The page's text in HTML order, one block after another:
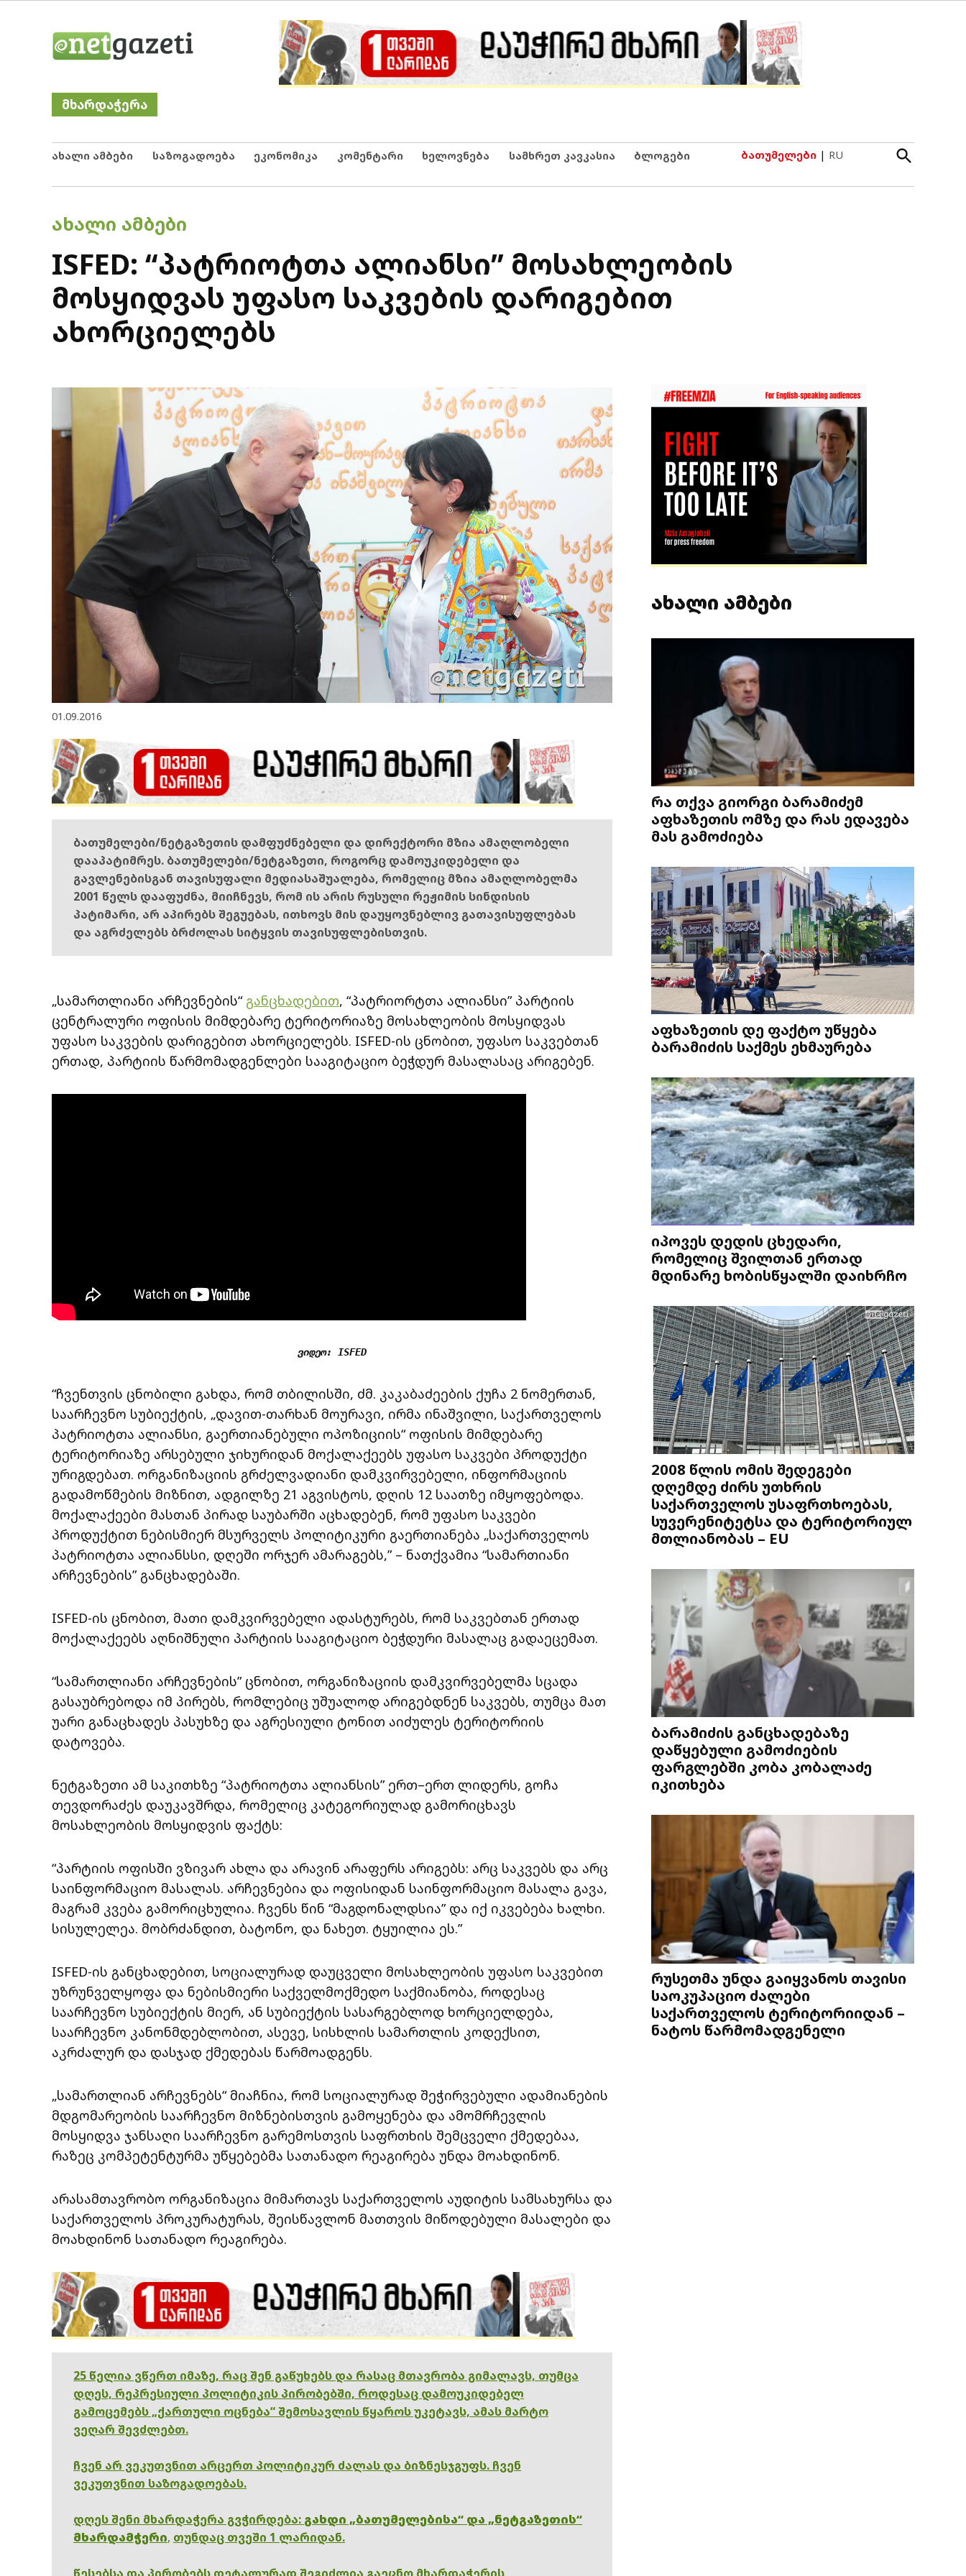
Netgazeti
მხარდაჭერა
ახალი ამბები საზოგადოება ეკონომიკა კომენტარი ხელოვნება სამხრეთ კავკასია ბლოგები ბათუმელები | RU
Open
Search
POSTED
ᲐᲮᲐᲚᲘ ᲐᲛᲑᲔᲑᲘ
ISFED: “პატრიოტთა ალიანსი” მოსახლეობის
მოსყიდვას უფასო საკვების დარიგებით
ახორციელებს
01.09.2016
ბათუმელები/ნეტგაზეთის დამფუძნებელი და დირექტორი მზია ამაღლობელი
დააპატიმრეს. ბათუმელები/ნეტგაზეთი, როგორც დამოუკიდებელი და
გავლენებისგან თავისუფალი მედიასაშუალება, რომელიც მზია ამაღლობელმა
2001 წელს დააფუძნა, მიიჩნევს, რომ ის არის რუსული რეჟიმის სინდისის
პატიმარი, არ აპირებს შეგუებას, ითხოვს მის დაუყოვნებლივ გათავისუფლებას
და აგრძელებს ბრძოლას სიტყვის თავისუფლებისთვის.
„სამართლიანი არჩევნების“ განცხადებით, “პატრიორტთა ალიანსი” პარტიის
ცენტრალური ოფისის მიმდებარე ტერიტორიაზე მოსახლეობის მოსყიდვას
უფასო საკვების დარიგებით ახორციელებს. ISFED-ის ცნობით, უფასო საკვებთან
ერთად, პარტიის წარმომადგენლები სააგიტაციო ბეჭდურ მასალასაც არიგებენ.
ვიდეო: ISFED
“ჩვენთვის ცნობილი გახდა, რომ თბილისში, ძმ. კაკაბაძეების ქუჩა 2 ნომერთან,
საარჩევნო სუბიექტის, „დავით-თარხან მოურავი, ირმა ინაშვილი, საქართველოს
პატრიოტთა ალიანსი, გაერთიანებული ოპოზიციის“ ოფისის მიმდებარე
ტერიტორიაზე არსებული ჯიხურიდან მოქალაქეებს უფასო საკვები პროდუქტი
ურიგდებათ. ორგანიზაციის გრძელვადიანი დამკვირვებელი, ინფორმაციის
გადამოწმების მიზნით, ადგილზე 21 აგვისტოს, დღის 12 საათზე იმყოფებოდა.
მოქალაქეები მასთან პირად საუბარში აცხადებენ, რომ უფასო საკვები
პროდუქტით ნებისმიერ მსურველს პოლიტიკური გაერთიანება „საქართველოს
პატრიოტთა ალიანსსი, დღეში ორჯერ ამარაგებს,” – ნათქვამია “სამართიანი
არჩევნების” განცხადებაში.
ISFED-ის ცნობით, მათი დამკვირვებელი ადასტურებს, რომ საკვებთან ერთად
მოქალაქეებს აღნიშნული პარტიის სააგიტაციო ბეჭდური მასალაც გადაეცემათ.
“სამართლიანი არჩევნების” ცნობით, ორგანიზაციის დამკვირვებელმა სცადა
გასაუბრებოდა იმ პირებს, რომლებიც უშუალოდ არიგებდნენ საკვებს, თუმცა მათ
უარი განაცხადეს პასუხზე და აგრესიული ტონით აიძულეს ტერიტორიის
დატოვება.
ნეტგაზეთი ამ საკითხზე “პატრიოტთა ალიანსის” ერთ–ერთ ლიდერს, გოჩა
თევდორაძეს დაუკავშრდა, რომელიც კატეგორიულად გამორიცხავს
მოსახლეობის მოსყიდვის ფაქტს:
“პარტიის ოფისში ვზივარ ახლა და არავინ არაფერს არიგებს: არც საკვებს და არც
საინფორმაციო მასალას. არჩევნებია და ოფისიდან საინფორმაციო მასალა გავა,
მაგრამ კვება გამორიცხულია. ჩვენს წინ “მაგდონალდსია” და იქ იკვებება ხალხი.
სისულელეა. მობრძანდით, ბატონო, და ნახეთ. ტყუილია ეს.”
ISFED-ის განცხადებით, სოციალურად დაუცველი მოსახლეობის უფასო საკვებით
უზრუნველყოფა და ნებისმიერი საქველმოქმედო საქმიანობა, როდესაც
საარჩევნო სუბიექტის მიერ, ან სუბიექტის სასარგებლოდ ხორციელდება,
საარჩევნო კანონმდებლობით, ასევე, სისხლის სამართლის კოდექსით,
აკრძალურ და დასჯად ქმედებას წარმოადგენს.
„სამართლიან არჩევნებს“ მიაჩნია, რომ სოციალურად შეჭირვებული ადამიანების
მდგომარეობის საარჩევნო მიზნებისთვის გამოყენება და ამომრჩევლის
მოსყიდვა ჯანსაღი საარჩევნო გარემოსთვის საფრთხის შემცველი ქმედებაა,
რაზეც კომპეტენტურმა უწყებებმა სათანადო რეაგირება უნდა მოახდინონ.
არასამთავრობო ორგანიზაცია მიმართავს საქართველოს აუდიტის სამსახურსა და
საქართველოს პროკურატურას, შეისწავლონ მათთვის მიწოდებული მასალები და
მოახდინონ სათანადო რეაგირება.
25 წელია ვწერთ იმაზე, რაც შენ გაწუხებს და რასაც მთავრობა გიმალავს, თუმცა
დღეს, რეპრესიული პოლიტიკის პირობებში, როდესაც დამოუკიდებელ
გამოცემებს „ქართული ოცნება“ შემოსავლის წყაროს უკეტავს, ამას მარტო
ვეღარ შევძლებთ.
ჩვენ არ ვეკუთვნით არცერთ პოლიტიკურ ძალას და ბიზნესჯგუფს. ჩვენ
ვეკუთვნით საზოგადოებას.
დღეს შენი მხარდაჭერა გვჭირდება: გახდი „ბათუმელებისა“ და „ნეტგაზეთის“
მხარდამჭერი, თუნდაც თვეში 1 ლარიდან.
წესებსა და პირობებს დეტალურად შეგიძლია გაეცნო მხარდაჭერის
ახალი ამბები
რა თქვა გიორგი ბარამიძემ
აფხაზეთის ომზე და რას ედავება
მას გამოძიება
აფხაზეთის დე ფაქტო უწყება
ბარამიძის საქმეს ეხმაურება
იპოვეს დედის ცხედარი,
რომელიც შვილთან ერთად
მდინარე ხობისწყალში დაიხრჩო
2008 წლის ომის შედეგები
დღემდე ძირს უთხრის
საქართველოს უსაფრთხოებას,
სუვერენიტეტსა და ტერიტორიულ
მთლიანობას – EU
ბარამიძის განცხადებაზე
დაწყებული გამოძიების
ფარგლებში კობა კობალაძე
იკითხება
რუსეთმა უნდა გაიყვანოს თავისი
საოკუპაციო ძალები
საქართველოს ტერიტორიიდან –
ნატოს წარმომადგენელი